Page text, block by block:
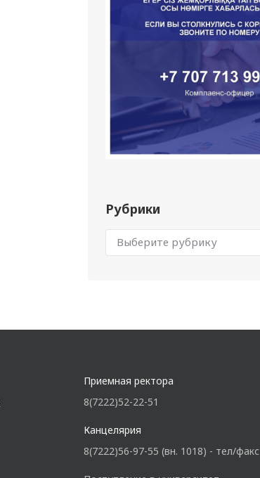
Рубрики
Приемная ректора
8(7222)52-22-51
Канцелярия
8(7222)56-97-55 (вн. 1018) - тел/факс